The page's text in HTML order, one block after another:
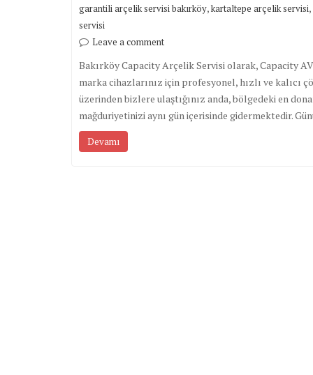
garantili arçelik servisi bakırköy,kartaltepe arçelik servisi,
servisi
Leave a comment
Bakırköy Capacity Arçelik Servisi olarak, Capacity
marka cihazlarınız için profesyonel, hızlı ve kalıcı
üzerinden bizlere ulaştığınız anda, bölgedeki en
mağduriyetinizi aynı gün içerisinde gidermektedir.
Devamı